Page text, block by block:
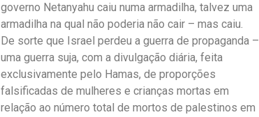
governo Netanyahu caiu numa armadilha, talvez uma
armadilha na qual não poderia não cair – mas caiu.
De sorte que Israel perdeu a guerra de propaganda –
uma guerra suja, com a divulgação diária, feita
exclusivamente pelo Hamas, de proporções
falsificadas de mulheres e crianças mortas em
relação ao número total de mortos de palestinos em